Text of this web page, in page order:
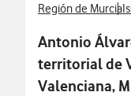
Ver más notas de
Región de Murcia
Antonio
territorial de
Valenciana,